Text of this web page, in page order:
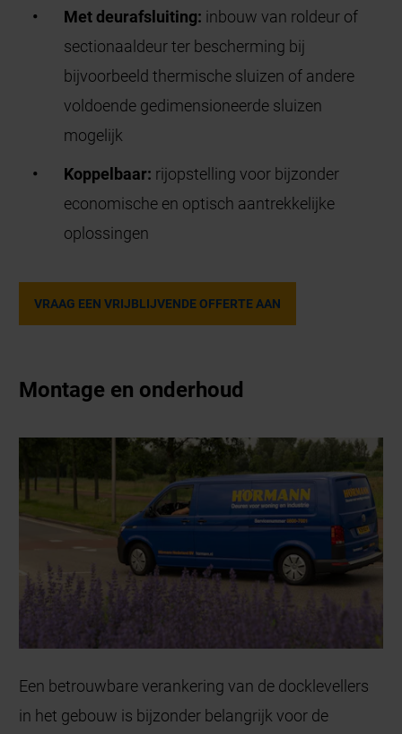
Met deurafsluiting: inbouw van roldeur of
sectionaaldeur ter bescherming bij
bijvoorbeeld thermische sluizen of andere
voldoende gedimensioneerde sluizen
mogelijk
Koppelbaar: rijopstelling voor bijzonder
economische en optisch aantrekkelijke
oplossingen
VRAAG EEN VRIJBLIJVENDE OFFERTE AAN
Montage en onderhoud
Een betrouwbare verankering van de docklevellers
in het gebouw is bijzonder belangrijk voor de